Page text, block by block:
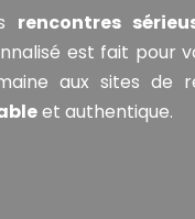
rencontres
est fait pour
aux sites de
et authentique.